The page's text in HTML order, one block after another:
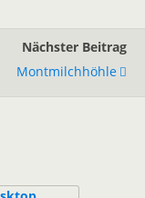
Nächster Beitrag
Montmilchhöhle